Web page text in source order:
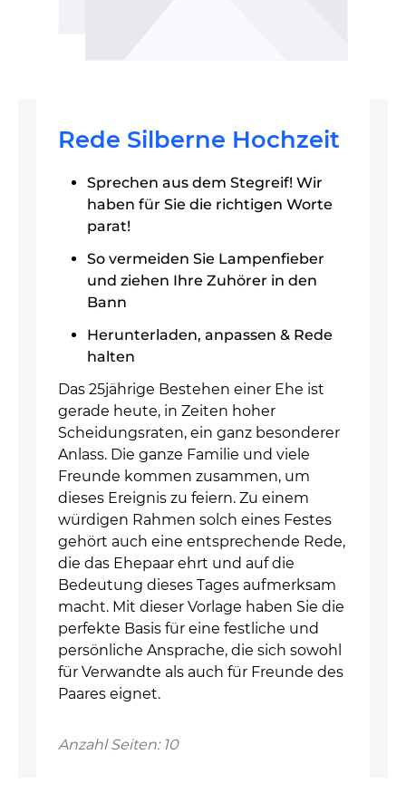
Rede Silberne Hochzeit
Sprechen aus dem Stegreif! Wir
haben für Sie die richtigen Worte
parat!
So vermeiden Sie Lampenfieber
und ziehen Ihre Zuhörer in den
Bann
Herunterladen, anpassen & Rede
halten
Das 25jährige Bestehen einer Ehe ist
gerade heute, in Zeiten hoher
Scheidungsraten, ein ganz besonderer
Anlass. Die ganze Familie und viele
Freunde kommen zusammen, um
dieses Ereignis zu feiern. Zu einem
würdigen Rahmen solch eines Festes
gehört auch eine entsprechende Rede,
die das Ehepaar ehrt und auf die
Bedeutung dieses Tages aufmerksam
macht. Mit dieser Vorlage haben Sie die
perfekte Basis für eine festliche und
persönliche Ansprache, die sich sowohl
für Verwandte als auch für Freunde des
Paares eignet.
Anzahl Seiten: 10